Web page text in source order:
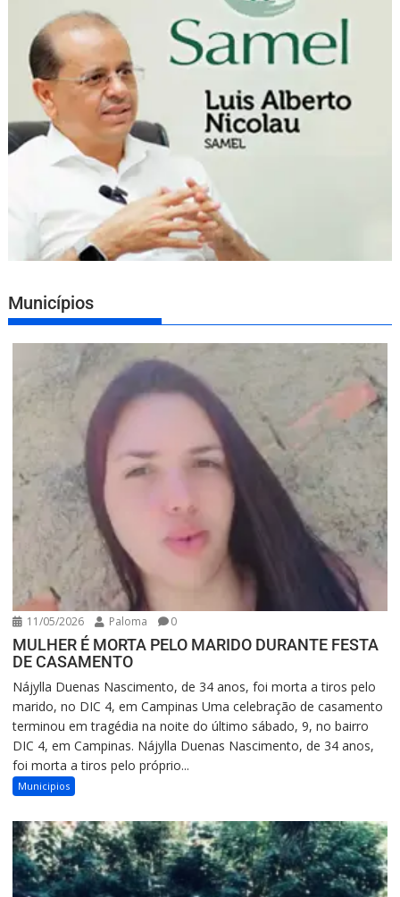
Municípios
11/05/2026 Paloma 0
MULHER É MORTA PELO MARIDO DURANTE FESTA
DE CASAMENTO
Nájylla Duenas Nascimento, de 34 anos, foi morta a tiros pelo
marido, no DIC 4, em Campinas Uma celebração de casamento
terminou em tragédia na noite do último sábado, 9, no bairro
DIC 4, em Campinas. Nájylla Duenas Nascimento, de 34 anos,
foi morta a tiros pelo próprio...
Municipios